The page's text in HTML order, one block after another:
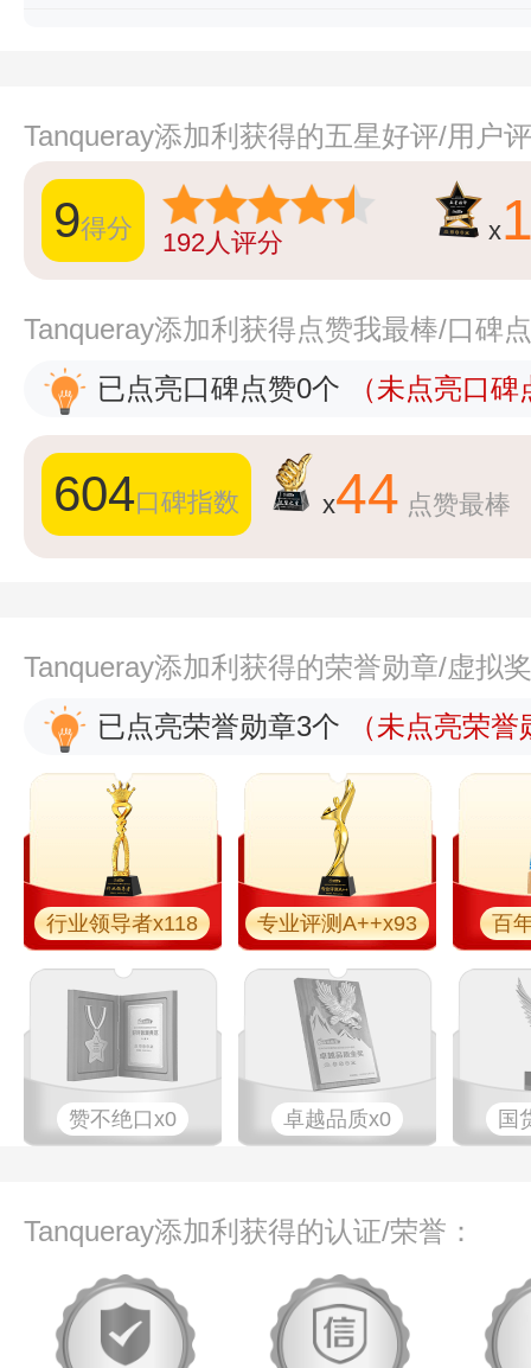
Tanqueray添加利获得的五星好评/用户
9得分 192人评分 x
Tanqueray添加利获得点赞我最棒/口碑
已点亮口碑点赞0个
（未点亮口
604口碑指数 x44 点赞最棒
Tanqueray添加利获得的荣誉勋章/虚拟
已点亮荣誉勋章3个
（未点亮荣
行业领导者x118 专业​评测A++x93 百
赞不绝口x0 卓越品质x0 国
Tanqueray添加利获得的认证/荣誉：